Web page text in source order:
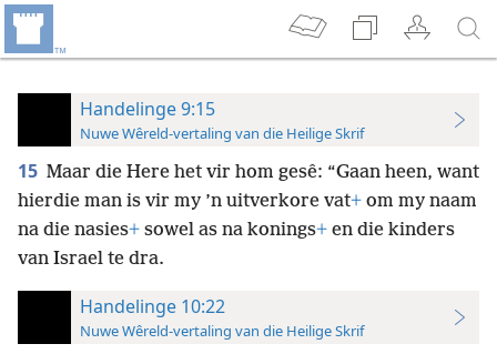
Handelinge 9:15
Nuwe Wêreld-vertaling van die Heilige Skrif
15 Maar die Here het vir hom gesê: “Gaan heen, want
hierdie man is vir my ’n uitverkore vat+ om my naam
na die nasies+ sowel as na konings+ en die kinders
van Israel te dra.
Handelinge 10:22
Nuwe Wêreld-vertaling van die Heilige Skrif